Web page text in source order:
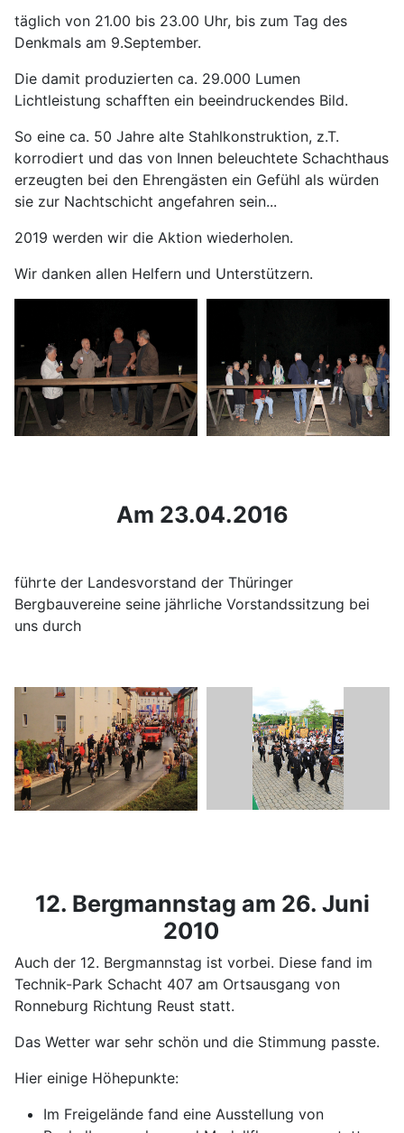
täglich von 21.00 bis 23.00 Uhr, bis zum Tag des
Denkmals am 9.September.
Die damit produzierten ca. 29.000 Lumen
Lichtleistung schafften ein beeindruckendes Bild.
So eine ca. 50 Jahre alte Stahlkonstruktion, z.T.
korrodiert und das von Innen beleuchtete Schachthaus
erzeugten bei den Ehrengästen ein Gefühl als würden
sie zur Nachtschicht angefahren sein...
2019 werden wir die Aktion wiederholen.
Wir danken allen Helfern und Unterstützern.
Am 23.04.2016
führte der Landesvorstand der Thüringer
Bergbauvereine seine jährliche Vorstandssitzung bei
uns durch
12. Bergmannstag am 26. Juni
2010
Auch der 12. Bergmannstag ist vorbei. Diese fand im
Technik-Park Schacht 407 am Ortsausgang von
Ronneburg Richtung Reust statt.
Das Wetter war sehr schön und die Stimmung passte.
Hier einige Höhepunkte:
Im Freigelände fand eine Ausstellung von